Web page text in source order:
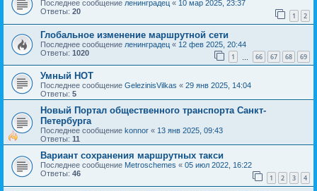
Последнее сообщение ленинградец « 10 мар 2025, 23:37
Ответы: 20 1 2
Глобальное изменение маршрутной сети
Последнее сообщение ленинградец « 12 фев 2025, 20:44
Ответы: 1020 1 66 67 68 69
Умный НОТ
Последнее сообщение GelezinisVilkas « 29 янв 2025, 14:04
Ответы: 5
Новый Портал общественного транспорта Санкт-
Петербурга
Последнее сообщение konnor « 13 янв 2025, 09:43
Ответы: 11
Вариант сохранения маршрутных такси
Последнее сообщение Metroschemes « 05 июл 2022, 16:22
Ответы: 46 1 2 3 4